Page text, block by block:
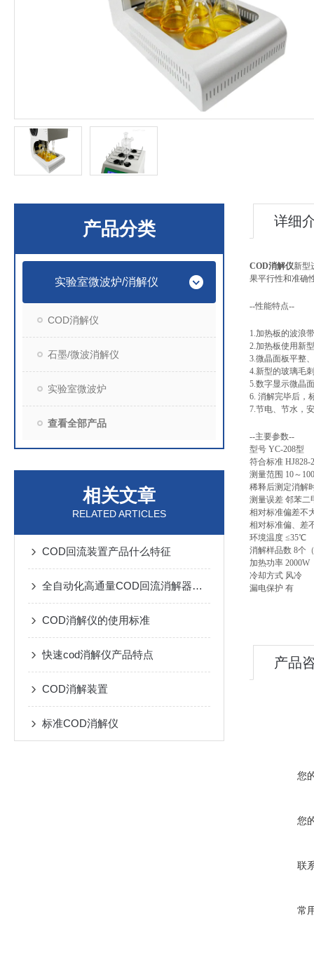
产品分类
实验室微波炉/消解仪
COD消解仪
石墨/微波消解仪
实验室微波炉
查看全部产品
相关文章
RELATED ARTICLES
COD回流装置产品什么特征
全自动化高通量COD回流消解器产品特点
COD消解仪的使用标准
快速cod消解仪产品特点
COD消解装置
标准COD消解仪
详细
COD消解仪新型
果平行性和准确
--性能特点--
1.加热板的波浪
2.加热板使用新
3.微晶面板平整
4.新型的玻璃毛
5.数字显示微晶
6. 消解完毕后，
7.节电、节水，
--主要参数--
型号 YC-208型
符合标准
测量范围 10～
稀释后测定消解
测量误差 邻苯二
相对标准偏差不
相对标准偏、差
环境温度 ≤35℃
消解样品数 8个
加热功率
冷却方式 风冷
漏电保护 有
产品
您
您
联
常